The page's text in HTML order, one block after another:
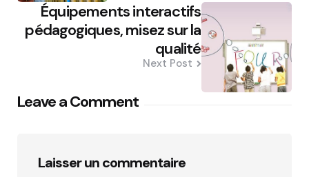
Équipements interactifs
pédagogiques, misez sur la
qualité
Next Post
Leave a Comment
Laisser un commentaire